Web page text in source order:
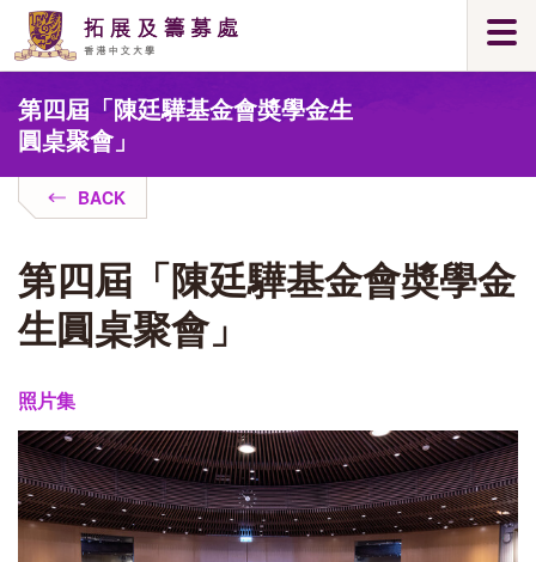
Skip
main
content
start
第四屆「陳廷驊基金會奬學金生
圓桌聚會」
BACK
第四屆「陳廷驊基金會奬學金
生圓桌聚會」
照片集